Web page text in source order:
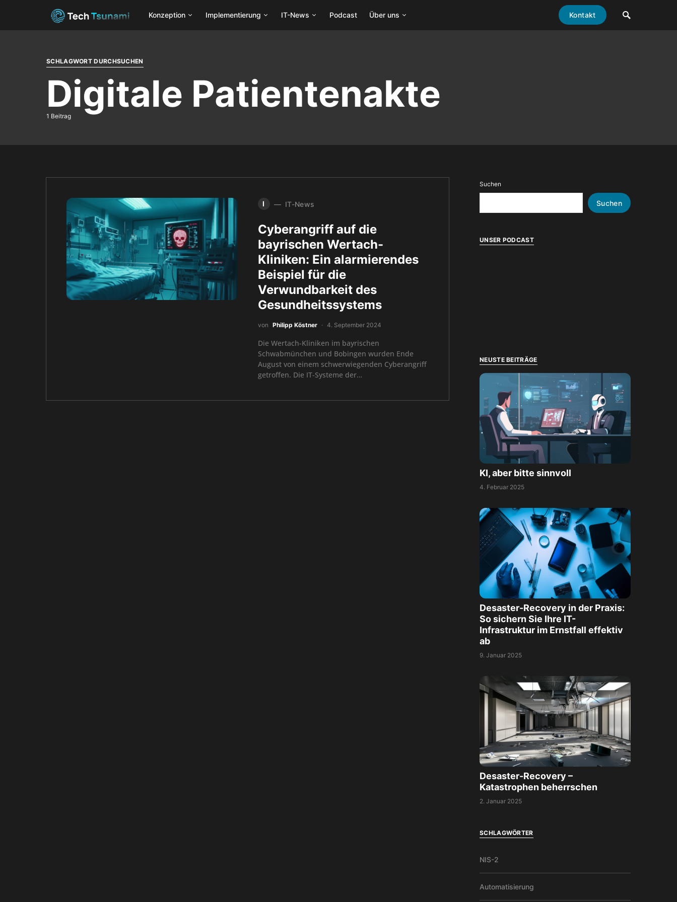
Konzeption Implementierung IT-News Podcast Über uns Kontakt
SCHLAGWORT DURCHSUCHEN
Digitale Patientenakte
1 Beitrag
I IT-News
Cyberangriff auf die
bayrischen Wertach-
Kliniken: Ein alarmierendes
Beispiel für die
Verwundbarkeit des
Gesundheitssystems
von Philipp Köstner 4. September 2024
Die Wertach-Kliniken im bayrischen
Schwabmünchen und Bobingen wurden Ende
August von einem schwerwiegenden Cyberangriff
getroffen. Die IT-Systeme der…
Suchen
Suchen
UNSER PODCAST
NEUSTE BEITRÄGE
KI, aber bitte sinnvoll
4. Februar 2025
Desaster-Recovery in der Praxis:
So sichern Sie Ihre IT-
Infrastruktur im Ernstfall effektiv
ab
9. Januar 2025
Desaster-Recovery –
Katastrophen beherrschen
2. Januar 2025
SCHLAGWÖRTER
NIS-2
Automatisierung